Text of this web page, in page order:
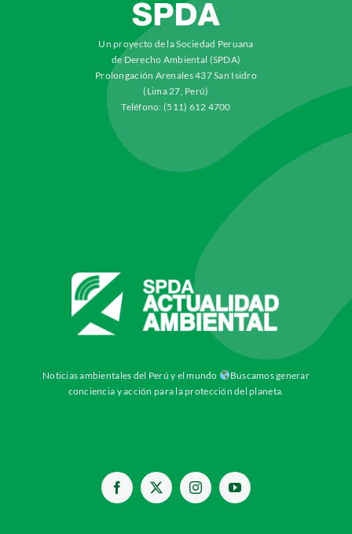
Un proyecto de la Sociedad Peruana
de Derecho Ambiental (SPDA)
Prolongación Arenales 437 San Isidro
(Lima 27, Perú)
Teléfono: (511) 612 4700
Noticias ambientales del Perú y el mundo
Buscamos generar
conciencia y acción para la protección del planeta.